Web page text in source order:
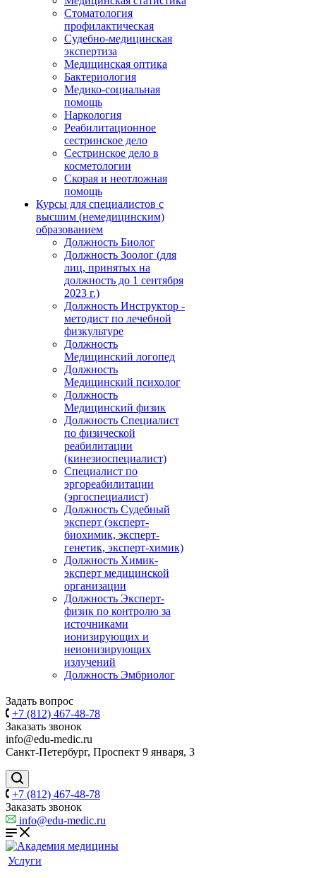
Стоматология
профилактическая
Судебно-медицинская
экспертиза
Медицинская оптика
Бактериология
Медико-социальная
помощь
Наркология
Реабилитационное
сестринское дело
Сестринское дело в
косметологии
Скорая и неотложная
помощь
Курсы для специалистов с
высшим (немедицинским)
образованием
Должность Биолог
Должность Зоолог (для
лиц, принятых на
должность до 1 сентября
2023 г.)
Должность Инструктор -
методист по лечебной
физкультуре
Должность
Медицинский логопед
Должность
Медицинский психолог
Должность
Медицинский физик
Должность Специалист
по физической
реабилитации
(кинезиоспециалист)
Специалист по
эргореабилитации
(эргоспециалист)
Должность Судебный
эксперт (эксперт-
биохимик, эксперт-
генетик, эксперт-химик)
Должность Химик-
эксперт медицинской
организации
Должность Эксперт-
физик по контролю за
источниками
ионизирующих и
неионизирующих
излучений
Должность Эмбриолог
Задать вопрос
+7 (812) 467-48-78
Заказать звонок
info@edu-medic.ru
Санкт-Петербург, Проспект 9 января, 3
+7 (812) 467-48-78
Заказать звонок
info@edu-medic.ru
Услуги